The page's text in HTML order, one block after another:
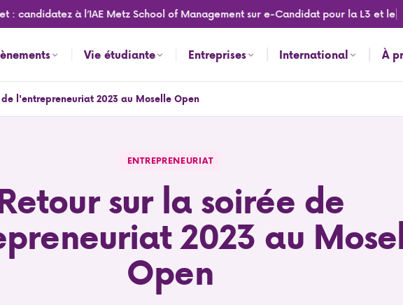
à l’IAE Metz School of Management sur e-Candidat pour la L3 et le M2.
Vie étudiante Entreprises International À
l'entrepreneuriat 2023 au Moselle Open
ENTREPRENEURIAT
sur la soirée de
2023 au
Open